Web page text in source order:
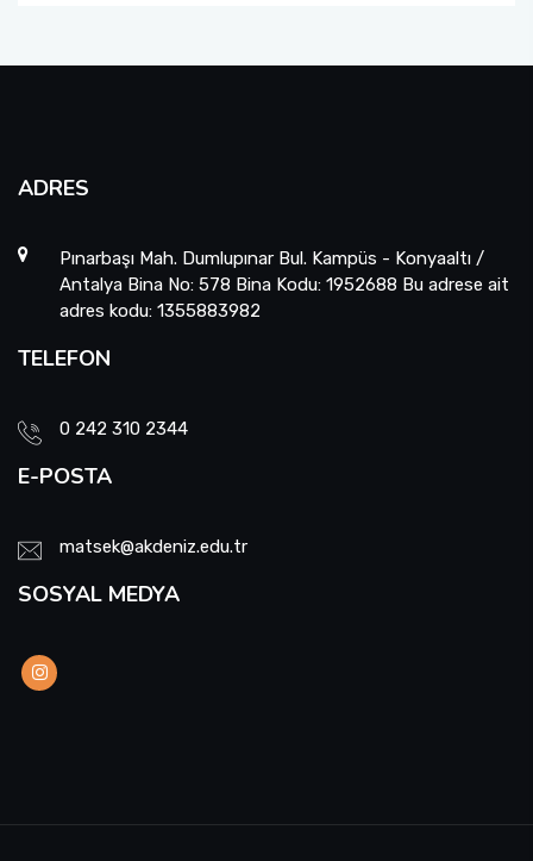
ADRES
Pınarbaşı Mah. Dumlupınar Bul. Kampüs - Konyaaltı /
Antalya Bina No: 578 Bina Kodu: 1952688 Bu adrese ait
adres kodu: 1355883982
TELEFON
0 242 310 2344
E-POSTA
matsek@akdeniz.edu.tr
SOSYAL MEDYA
Risk Değerlendirme Ekibi Matematik Bölümü
Üyesi